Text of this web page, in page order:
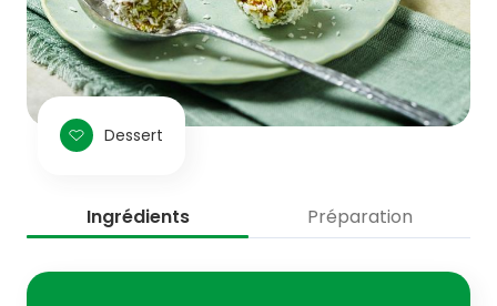
Dessert
Ingrédients Préparation